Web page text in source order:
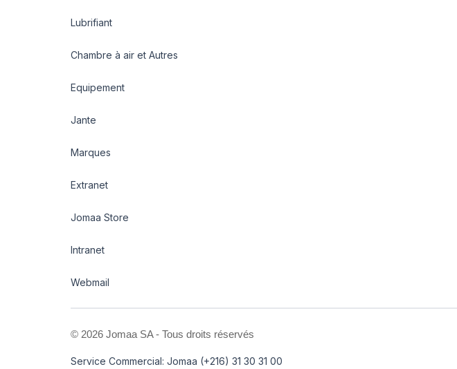
Lubrifiant
Chambre à air et Autres
Equipement
Jante
Marques
Extranet
Jomaa Store
Intranet
Webmail
© 2026 Jomaa SA - Tous droits réservés
Service Commercial: Jomaa (+216) 31 30 31 00